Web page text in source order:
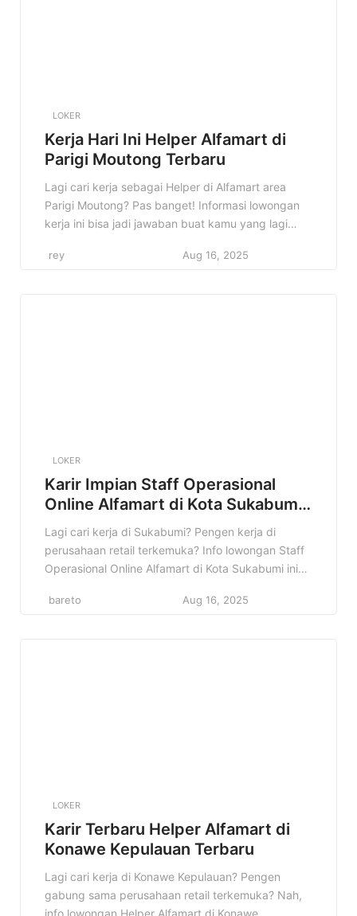
LOKER
Kerja Hari Ini Helper Alfamart di
Parigi Moutong Terbaru
Lagi cari kerja sebagai Helper di Alfamart area
Parigi Moutong? Pas banget! Informasi lowongan
kerja ini bisa jadi jawaban buat kamu yang lagi
bakal bahas tuntas semua detail tentang lowongan
rey Aug 16, 2025
LOKER
Karir Impian Staff Operasional
Online Alfamart di Kota Sukabumi
Terbaru
Lagi cari kerja di Sukabumi? Pengen kerja di
perusahaan retail terkemuka? Info lowongan Staff
Operasional Online Alfamart di Kota Sukabumi ini
akan bahas tuntas tentang lowongan kerja Staff
bareto Aug 16, 2025
LOKER
Karir Terbaru Helper Alfamart di
Konawe Kepulauan Terbaru
Lagi cari kerja di Konawe Kepulauan? Pengen
gabung sama perusahaan retail terkemuka? Nah,
info lowongan Helper Alfamart di Konawe